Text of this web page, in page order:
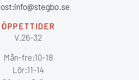
info@stegbo.se
ÖPPETTIDER
V.26-32
Mån-fre: 10-18
Lör: 11-14